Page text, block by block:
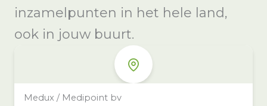
inzamelpunten in het hele land,
ook in jouw buurt.
Medux / Medipoint bv